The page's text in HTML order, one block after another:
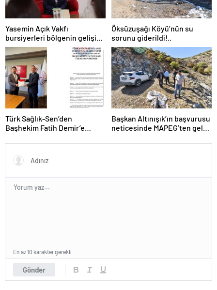
Yasemin Açık Vakfı
bursiyerleri bölgenin gelişimi
için bir araya geldi
Öksüzuşağı Köyü’nün su
sorunu giderildi!..
Türk Sağlık-Sen’den
Başhekim Fatih Demir’e
Başkan Altınışık’ın başvurusu
neticesinde MAPEG’ten gelen
başladı
Gönder
En az 10 karakter gerekli